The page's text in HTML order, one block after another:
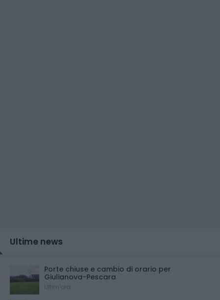
Ultime news
Porte chiuse e cambio di orario per
Giulianova-Pescara
Ultim'ora